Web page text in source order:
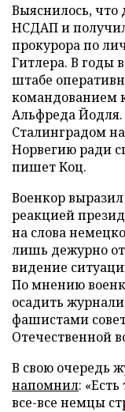
Выяснилось,
НСДАП и
прокурора по
Гитлера. В годы
штабе
командованием
Альфреда
Сталинградом
Норвегию ради
пишет Коц.
Военкор
реакцией
на слова
лишь дежурно
видение
По мнению
осадить
фашистами
Отечественной
В свою очередь
напомнил:
все-все немцы